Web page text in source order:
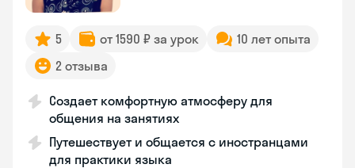
5 от 1590 ₽ за урок
10 лет опыта
2 отзыва
Создает комфортную атмосферу для
общения на занятиях
Путешествует и общается с иностранцами
для практики языка